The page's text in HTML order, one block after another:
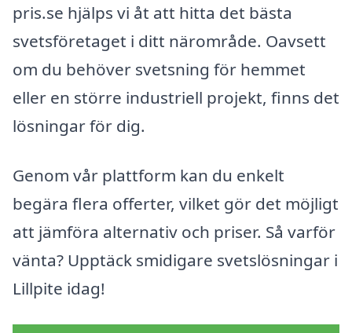
pris.se hjälps vi åt att hitta det bästa
svetsföretaget i ditt närområde. Oavsett
om du behöver svetsning för hemmet
eller en större industriell projekt, finns det
lösningar för dig.
Genom vår plattform kan du enkelt
begära flera offerter, vilket gör det möjligt
att jämföra alternativ och priser. Så varför
vänta? Upptäck smidigare svetslösningar i
Lillpite idag!